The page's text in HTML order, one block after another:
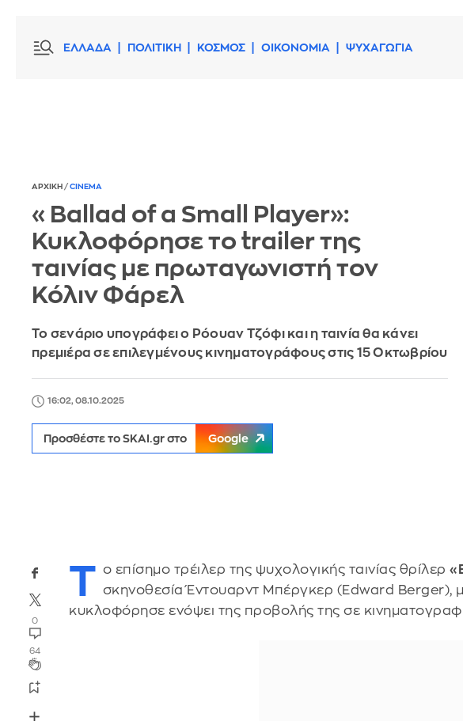
ΕΛΛΑΔΑ ΠΟΛΙΤΙΚΗ ΚΟΣΜΟΣ ΟΙΚΟΝΟΜΙΑ ΨΥΧΑΓΩΓΙΑ
ΑΡΧΙΚΗ / CINEMA
«Ballad of a Small Player»:
Κυκλοφόρησε το trailer της
ταινίας με πρωταγωνιστή τον
Κόλιν Φάρελ
Το σενάριο υπογράφει ο Ρόουαν Τζόφι και η ταινία θα κάνει
πρεμιέρα σε επιλεγμένους κινηματογράφους στις 15 Οκτωβρίου
16:02, 08.10.2025
Προσθέστε το SKAI.gr στο Google
0
64
T ο επίσημο τρέιλερ της ψυχολογικής ταινίας θρίλερ
σκηνοθεσία Έντουαρντ Μπέργκερ (Edward Berger),
κυκλοφόρησε ενόψει της προβολής της σε